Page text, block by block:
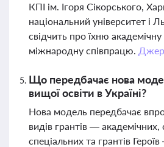
КПІ ім. Ігоря Сікорського,
національний університет і
свідчить про їхню
міжнародну співпрацю.
Що передбачає нова
вищої освіти в Україні?
Нова модель передбачає
видів грантів — академічних,
спеціальних та грантів